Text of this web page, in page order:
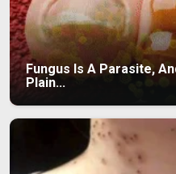
Fungus Is A Parasite,
Plain...